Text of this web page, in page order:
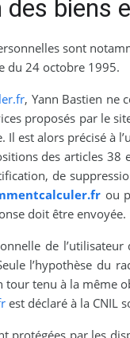
biens
sont
du 24 octobre 1995.
, Yann Bastien ne
proposés par le
Il est alors précisé à
des articles
de
ou
doit être envoyée.
de l’utilisateur
l’hypothèse du
tour tenu à la même
est déclaré à la CNIL